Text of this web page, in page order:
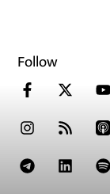
Follow